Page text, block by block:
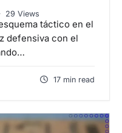
29 Views
táctico en el
defensiva con el
17 min read